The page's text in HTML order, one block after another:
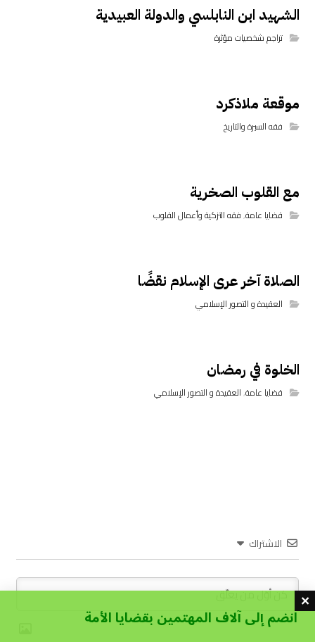
الشهيد ابن النابلسي والدولة العبيدية
تراجم شخصيات مؤثرة
موقعة ملاذكرد
فقه السيرة والتاريخ
مع القلوب الصخرية
قضايا عامة,فقه التزكية وأعمال القلوب
الصلاة آخر عرى الإسلام نقضًا
العقيدة و التصور الإسلامي
الخلوة في رمضان
قضايا عامة,العقيدة و التصور الإسلامي
الاشتراك
انضم إلى آلاف المهتمين بقضايا الأمة